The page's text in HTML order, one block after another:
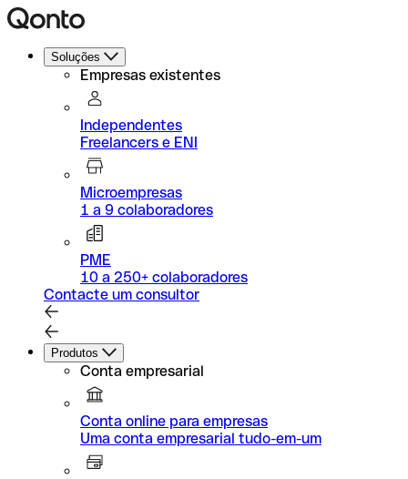
Soluções
Empresas existentes
Independentes
Freelancers e ENI
Microempresas
1 a 9 colaboradores
PME
10 a 250+ colaboradores
Contacte um consultor
Produtos
Conta empresarial
Conta online para empresas
Uma conta empresarial tudo-em-um